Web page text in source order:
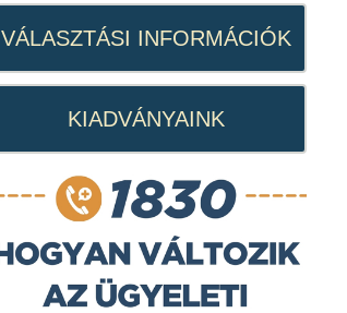
VÁLASZTÁSI INFORMÁCIÓK
KIADVÁNYAINK